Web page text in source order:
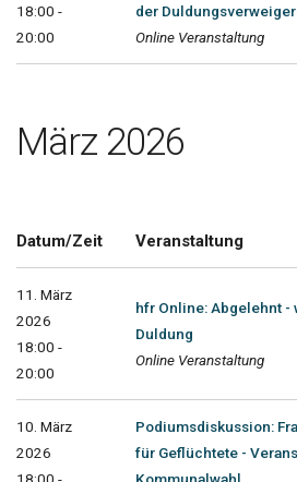
18:00 -
20:00
der
Online Veranstaltung
März 2026
Datum/Zeit Veranstaltung
11. März
2026
18:00 -
20:00
hfr Online: Abgelehnt -
Duldung
Online Veranstaltung
10. März
2026
18:00 -
Podiumsdiskussion:
für Geflüchtete -
Kommunalwahl